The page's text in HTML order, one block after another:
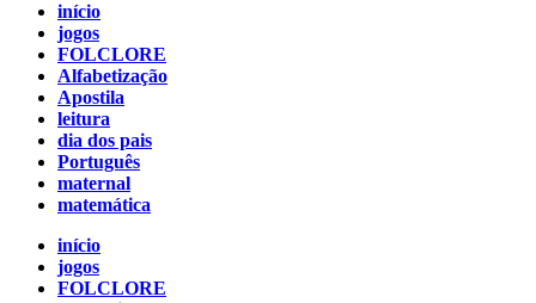
início
jogos
FOLCLORE
Alfabetização
Apostila
leitura
dia dos pais
Português
maternal
matemática
início
jogos
FOLCLORE